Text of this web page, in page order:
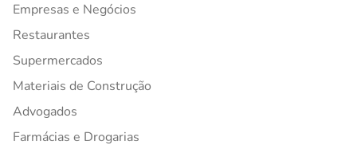
Empresas e Negócios
Restaurantes
Supermercados
Materiais de Construção
Advogados
Farmácias e Drogarias